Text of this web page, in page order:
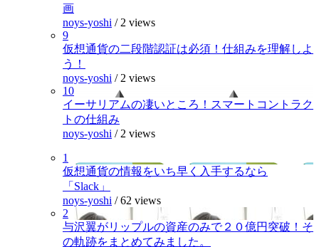
画
noys-yoshi / 2 views
9
仮想通貨の二段階認証は必須！仕組みを理解しよ
う！
noys-yoshi / 2 views
10
イーサリアムの凄いところ！スマートコントラク
トの仕組み
noys-yoshi / 2 views
1
仮想通貨の情報をいち早く入手するなら
「Slack」
noys-yoshi /62 views
2
与沢翼がリップルの資産のみで２０億円突破！そ
の軌跡をまとめてみました。